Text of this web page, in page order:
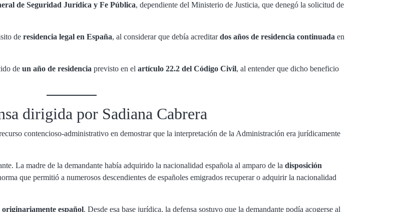
de Seguridad Jurídica y Fe Pública, dependiente del Ministerio de Justicia, que denegó la solicitud de
de residencia legal en España, al considerar que debía acreditardos años de residencia continuada en
de un año de residencia previsto en el artículo 22.2 del Código Civil, al entender que dicho beneficio
dirigida por Sadiana Cabrera
contencioso-administrativo en demostrar que la interpretación de la Administración era jurídicamente
La madre de la demandante había adquirido la nacionalidad española al amparo de la disposición
que permitió a numerosos descendientes de españoles emigrados recuperar o adquirir la nacionalidad
español. Desde esa base jurídica, la defensa sostuvo que la demandante podía acogerse al